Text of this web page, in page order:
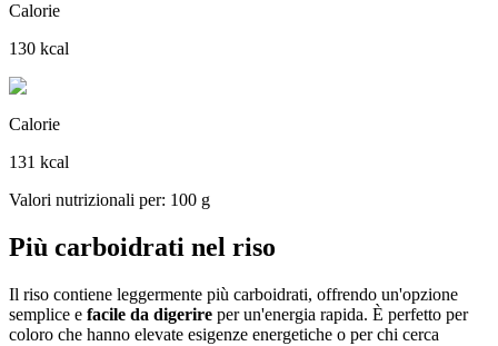
Calorie
130 kcal
Calorie
131 kcal
Valori nutrizionali per: 100 g
Più carboidrati nel riso
Il riso contiene leggermente più carboidrati, offrendo un'opzione
semplice e facile da digerire per un'energia rapida. È perfetto per
coloro che hanno elevate esigenze energetiche o per chi cerca